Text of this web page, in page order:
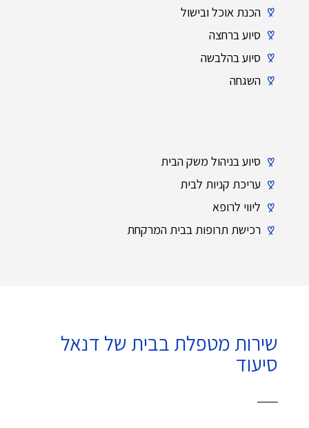
הכנת אוכל ובישול
סיוע ברחצה
סיוע בהלבשה
השגחה
סיוע בניהול משק הבית
עריכת קניות לבית
ליווי לרופא
רכישת תרופות בבית המרקחת
שירות מטפלת בבית של דנאל
סיעוד